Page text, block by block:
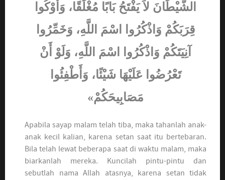
الشَّيْطَانَ لاَ يَفْتَحُ بَابًا مُغْلَقًا، وَأَوْكُوا
قِرَبَكُمْ وَاذْكُرُوا اسْمَ اللَّهِ، وَخَمِّرُوا
آنِيَتَكُمْ وَاذْكُرُوا اسْمَ اللَّهِ، وَلَوْ أَنْ
تَعْرُضُوا عَلَيْهَا شَيْئًا، وَأَطْفِئُوا
مَصَابِيحَكُمْ»
Apabila sayap malam telah tiba, maka tahanlah anak-
anak kecil kalian, karena setan saat itu bertebaran.
Bila telah lewat beberapa saat di waktu malam, maka
biarkanlah mereka. Kuncilah pintu-pintu dan
sebutlah nama Allah atasnya, karena setan tidak